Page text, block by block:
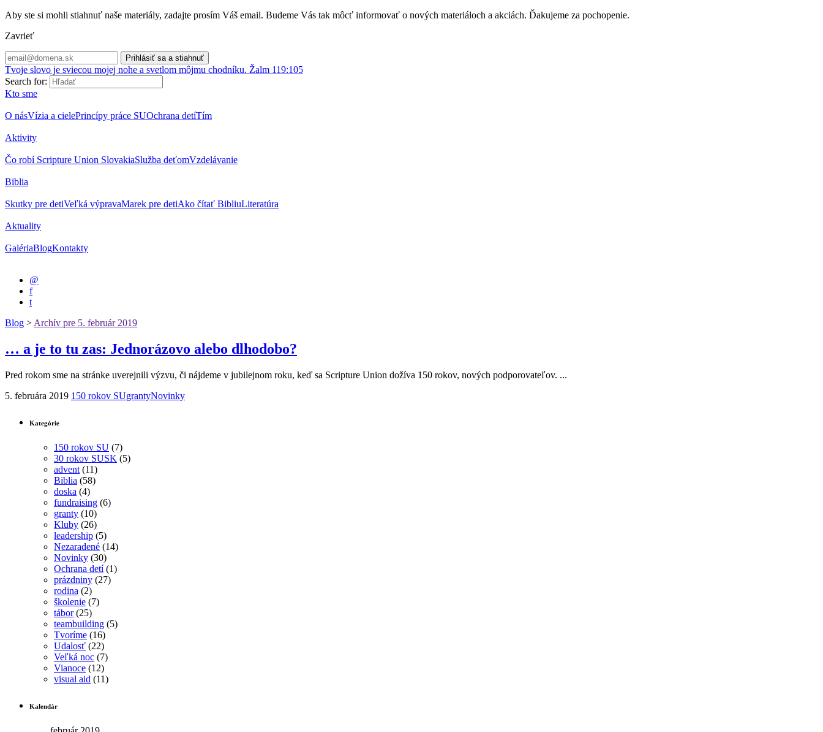
Aby ste si mohli stiahnuť naše materiály, zadajte prosím Váš email. Budeme Vás tak môcť informovať o nových materiáloch a akciách. Ďakujeme za pochopenie.
Zavrieť
Tvoje slovo je sviecou mojej nohe a svetlom môjmu chodníku. Žalm 119:105
Search for:
Kto sme
O násVízia a cielePrincípy práce SUOchrana detíTím
Aktivity
Čo robí Scripture Union SlovakiaSlužba deťomVzdelávanie
Biblia
Skutky pre detiVeľká výpravaMarek pre detiAko čítať BibliuLiteratúra
Aktuality
GalériaBlogKontakty
@
f
t
Blog > Archív pre 5. február 2019
… a je to tu zas: Jednorázovo alebo dlhodobo?
Pred rokom sme na stránke uverejnili výzvu, či nájdeme v jubilejnom roku, keď sa Scripture Union dožíva 150 rokov, nových podporovateľov. ...
5. februára 2019 150 rokov SUgrantyNovinky
Kategórie
150 rokov SU (7)
30 rokov SUSK (5)
advent (11)
Biblia (58)
doska (4)
fundraising (6)
granty (10)
Kluby (26)
leadership (5)
Nezaradené (14)
Novinky (30)
Ochrana detí(1)
prázdniny (27)
rodina (2)
školenie (7)
tábor(25)
teambuilding (5)
Tvoríme (16)
Udalosť (22)
Veľká noc (7)
Vianoce (12)
visual aid (11)
Kalendár